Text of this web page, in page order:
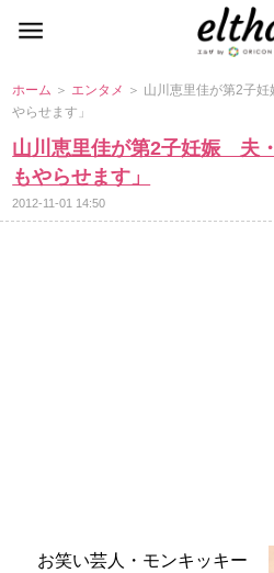
ホーム ＞ エンタメ ＞ 山川恵里佳が第2子
らせます」
山川恵里佳が第2子妊娠 夫
もやらせます」
2012-11-01 14:50
お笑い芸人・モンキッキー